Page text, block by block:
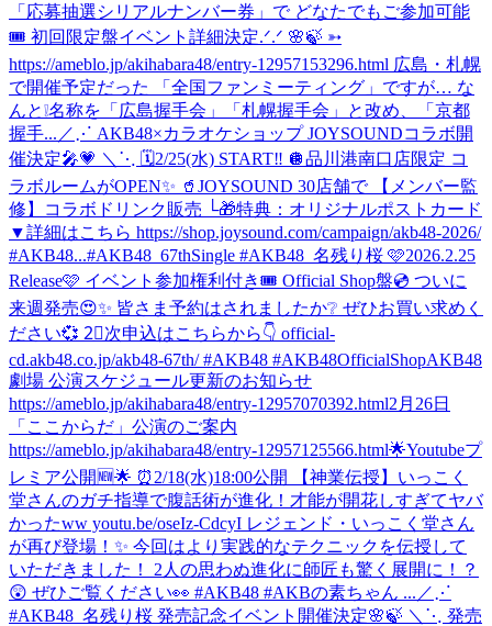
「応募抽選シリアルナンバー券」で どなたでもご参加可能
🎟️ 初回限定盤イベント詳細決定.ᐟ.ᐟ 🌸🍃 ➳
https://ameblo.jp/akihabara48/entry-12957153296.html 広島・札幌
で開催予定だった 「全国ファンミーティング」ですが… な
んと❕名称を「広島握手会」「札幌握手会」と改め、「京都
握手... ／⋰ AKB48×カラオケショップ JOYSOUNDコラボ開
催決定🎤💗 ＼⋱ 🗓️2/25(水) START‼️ 🪩品川港南口店限定 コ
ラボルームがOPEN✨ 🥤JOYSOUND 30店舗で 【メンバー監
修】コラボドリンク販売 └🎁特典：オリジナルポストカード
▼詳細はこちら https://shop.joysound.com/campaign/akb48-2026/
#AKB48...#AKB48_67thSingle #AKB48_名残り桜 🩷2026.2.25
Release🩷 イベント参加権利付き🎟️ Official Shop盤💿 ついに
来週発売😍✨ 皆さま予約はされましたか❔ ぜひお買い求めく
ださい💞 2⃣次申込はこちらから👇 official-
cd.akb48.co.jp/akb48-67th/ #AKB48 #AKB48OfficialShopAKB48
劇場 公演スケジュール更新のお知らせ
https://ameblo.jp/akihabara48/entry-12957070392.html2月26日
「ここからだ」公演のご案内
https://ameblo.jp/akihabara48/entry-12957125566.html🌟Youtubeプ
レミア公開🆕🌟 ⏰2/18(水)18:00公開 【神業伝授】いっこく
堂さんのガチ指導で腹話術が進化！才能が開花しすぎてヤバ
かったww youtu.be/oseIz-CdcyI レジェンド・いっこく堂さん
が再び登場！✨ 今回はより実践的なテクニックを伝授して
いただきました！ 2人の思わぬ進化に師匠も驚く展開に！？
😲 ぜひご覧ください👀 #AKB48 #AKBの素ちゃん ... ／⋰
#AKB48_名残り桜 発売記念イベント開催決定🌸🍃 ＼⋱ 発売